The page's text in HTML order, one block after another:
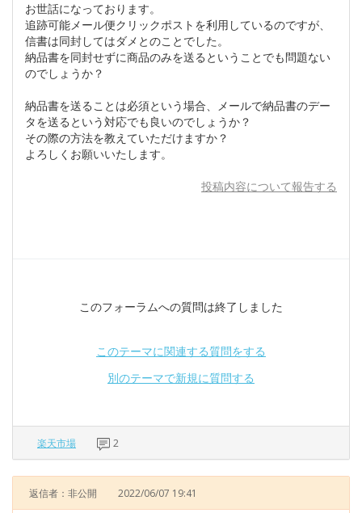
お世話になっております。
追跡可能メール便クリックポストを利用しているのですが、
信書は同封してはダメとのことでした。
納品書を同封せずに商品のみを送るということでも問題ない
のでしょうか？
納品書を送ることは必須という場合、メールで納品書のデー
タを送るという対応でも良いのでしょうか？
その際の方法を教えていただけますか？
よろしくお願いいたします。
投稿内容について報告する
このフォーラムへの質問は終了しました
このテーマに関連する質問をする
別のテーマで新規に質問する
楽天市場 2
返信者：非公開 2022/06/07 19:41